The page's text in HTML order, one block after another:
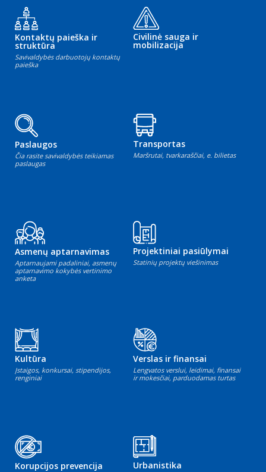
Kontaktų paieška ir
struktūra
Savivaldybės darbuotojų kontaktų
paieška
Civilinė sauga ir
mobilizacija
Paslaugos
Čia rasite savivaldybės teikiamas
paslaugas
Transportas
Maršrutai, tvarkaraščiai, e. bilietas
Asmenų aptarnavimas
Aptarnaujami padaliniai, asmenų
aptarnavimo kokybės vertinimo
anketa
Projektiniai pasiūlymai
Statinių projektų viešinimas
Kultūra
Įstaigos, konkursai, stipendijos,
renginiai
Verslas ir finansai
Lengvatos verslui, leidimai, finansai
ir mokesčiai, parduodamas turtas
Korupcijos prevencija Urbanistika